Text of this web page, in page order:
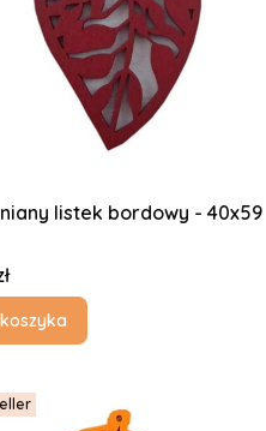
listek bordowy - 40x59